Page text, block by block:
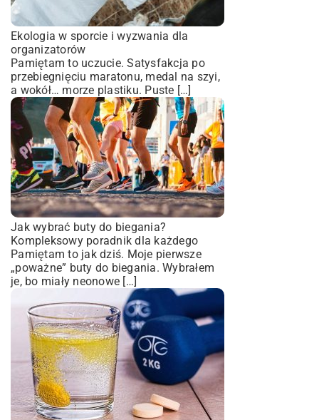
Ekologia w sporcie i wyzwania dla
organizatorów
Pamiętam to uczucie. Satysfakcja po
przebiegnięciu maratonu, medal na szyi,
a wokół… morze plastiku. Puste […]
Jak wybrać buty do biegania?
Kompleksowy poradnik dla każdego
Pamiętam to jak dziś. Moje pierwsze
„poważne” buty do biegania. Wybrałem
je, bo miały neonowe […]